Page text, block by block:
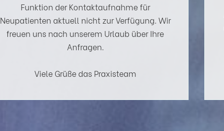
Funktion der Kontaktaufnahme für
Neupatienten aktuell nicht zur Verfügung. Wir
freuen uns nach unserem Urlaub über Ihre
Anfragen.
Viele Grüße das Praxisteam